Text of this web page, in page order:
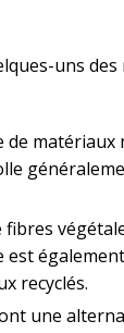
uns
de matériaux
fibres
est
recyclés.
une